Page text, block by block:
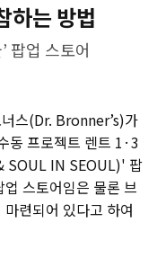
하는 방법
팝업 스토어
스(Dr. Bronner’s)가
동 프로젝트 렌트 1·3
SOUL IN SEOUL)' 팝
스토어임은 물론 브
련되어 있다고 하여